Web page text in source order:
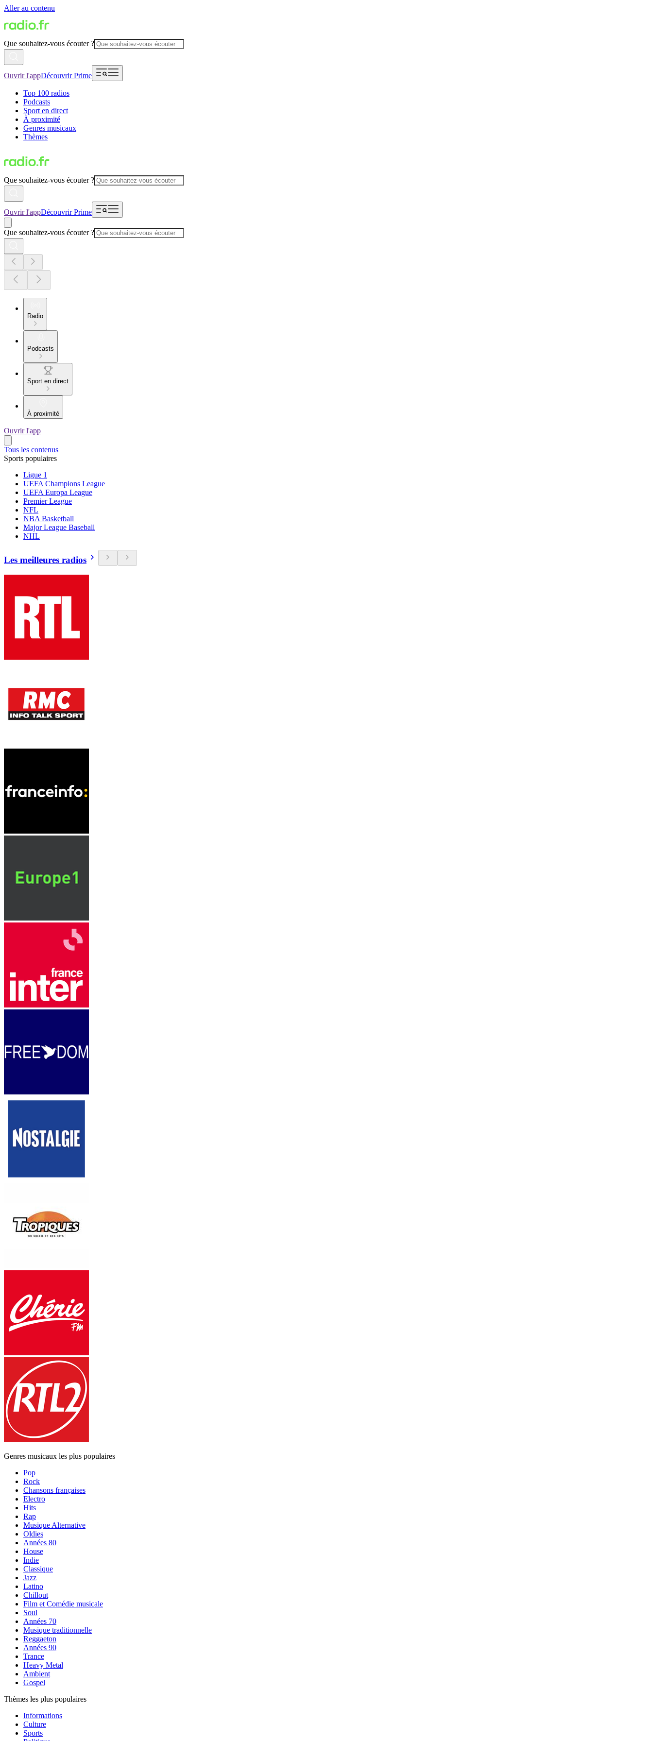
Aller au contenu
Que souhaitez-vous écouter ?
Ouvrir l'appDécouvrir Prime
Top 100 radios
Podcasts
Sport en direct
À proximité
Genres musicaux
Thèmes
Que souhaitez-vous écouter ?
Ouvrir l'appDécouvrir Prime
Que souhaitez-vous écouter ?
Radio
Podcasts
Sport en direct
À proximité
Ouvrir l'app
Tous les contenus
Sports populaires
Ligue 1
UEFA Champions League
UEFA Europa League
Premier League
NFL
NBA Basketball
Major League Baseball
NHL
Les meilleures radios
Genres musicaux les plus populaires
Pop
Rock
Chansons françaises
Electro
Hits
Rap
Musique Alternative
Oldies
Années 80
House
Indie
Classique
Jazz
Latino
Chillout
Film et Comédie musicale
Soul
Années 70
Musique traditionnelle
Reggaeton
Années 90
Trance
Heavy Metal
Ambient
Gospel
Thèmes les plus populaires
Informations
Culture
Sports